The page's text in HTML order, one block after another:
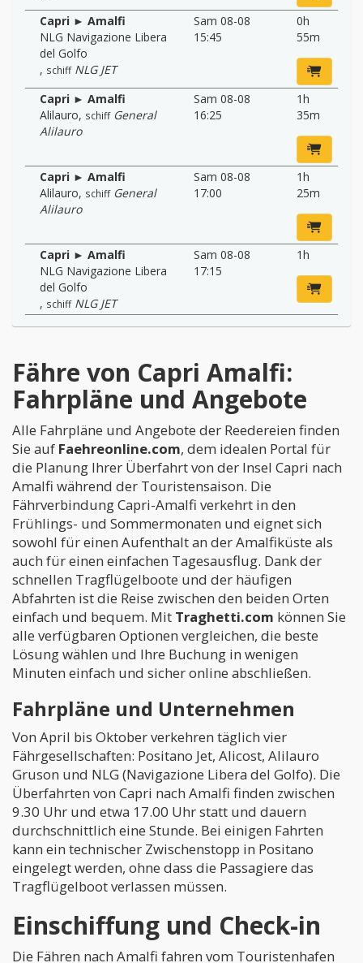
Capri ► Amalfi
NLG Navigazione Libera
del Golfo
, schiff NLG JET
Sam 08-08
15:45
0h
55m
Capri ► Amalfi
Alilauro, schiff General
Alilauro
Sam 08-08
16:25
1h
35m
Capri ► Amalfi
Alilauro, schiff General
Alilauro
Sam 08-08
17:00
1h
25m
Capri ► Amalfi
NLG Navigazione Libera
del Golfo
, schiff NLG JET
Sam 08-08
17:15
1h
Fähre von Capri Amalfi:
Fahrpläne und Angebote
Alle Fahrpläne und Angebote der Reedereien finden
Sie auf Faehreonline.com, dem idealen Portal für
die Planung Ihrer Überfahrt von der Insel Capri nach
Amalfi während der Touristensaison. Die
Fährverbindung Capri-Amalfi verkehrt in den
Frühlings- und Sommermonaten und eignet sich
sowohl für einen Aufenthalt an der Amalfiküste als
auch für einen einfachen Tagesausflug. Dank der
schnellen Tragflügelboote und der häufigen
Abfahrten ist die Reise zwischen den beiden Orten
einfach und bequem. Mit Traghetti.com können Sie
alle verfügbaren Optionen vergleichen, die beste
Lösung wählen und Ihre Buchung in wenigen
Minuten einfach und sicher online abschließen.
Fahrpläne und Unternehmen
Von April bis Oktober verkehren täglich vier
Fährgesellschaften: Positano Jet, Alicost, Alilauro
Gruson und NLG (Navigazione Libera del Golfo). Die
Überfahrten von Capri nach Amalfi finden zwischen
9.30 Uhr und etwa 17.00 Uhr statt und dauern
durchschnittlich eine Stunde. Bei einigen Fahrten
kann ein technischer Zwischenstopp in Positano
eingelegt werden, ohne dass die Passagiere das
Tragflügelboot verlassen müssen.
Einschiffung und Check-in
Die Fähren nach Amalfi fahren vom Touristenhafen